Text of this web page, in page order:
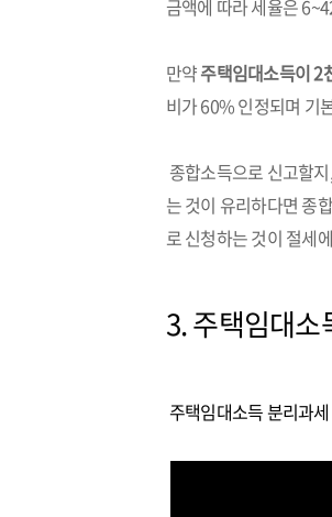
금액에 따라 세율은
만약주택임대소득이 2
비가 60% 인정되며 기
종합소득으로 신고할
는 것이 유리하다면 종
로 신청하는 것이 절세
3. 주택임대소
주택임대소득 분리과